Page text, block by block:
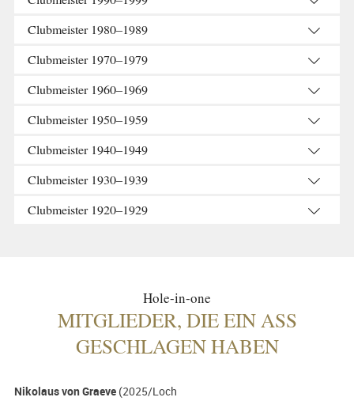
Clubmeister 1980–1989
Clubmeister 1970–1979
Clubmeister 1960–1969
Clubmeister 1950–1959
Clubmeister 1940–1949
Clubmeister 1930–1939
Clubmeister 1920–1929
Hole-in-one
MITGLIEDER, DIE EIN ASS
GESCHLAGEN HABEN
Nikolaus von Graeve (2025/Loch